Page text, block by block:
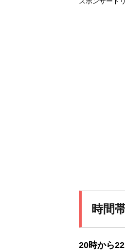
時間
20時から